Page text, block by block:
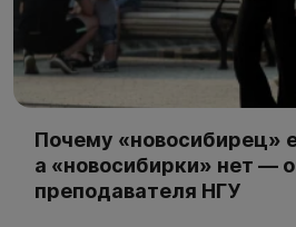
Почему «новосибирец»
а «новосибирки» нет —
преподавателя НГУ